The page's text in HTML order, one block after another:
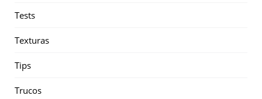
Tests
Texturas
Tips
Trucos